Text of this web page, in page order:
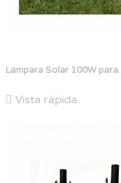
Lampara Solar 100W
 Vista rápida